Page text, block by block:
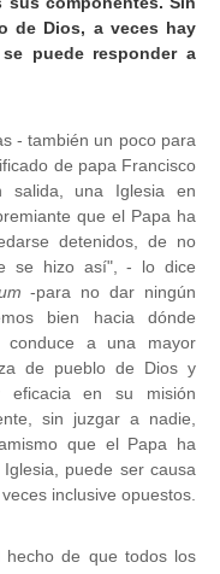
de Dios, a veces hay
puede responder a
- también un poco para
de papa Francisco
una Iglesia en
que el Papa ha
detenidos, de no
se hizo así", - lo dice
-para no dar ningún
bien hacia dónde
conduce a una mayor
de pueblo de Dios y
en su misión
sin juzgar a nadie,
que el Papa ha
puede ser causa
inclusive opuestos.
hecho de que todos los